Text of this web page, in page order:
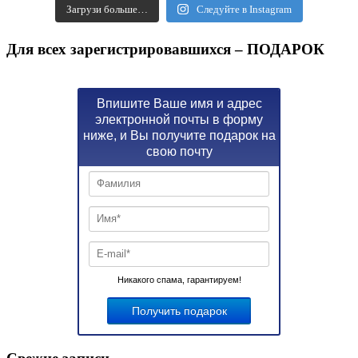
Загрузи больше… Следуйте в Instagram
Для всех зарегистрировавшихся – ПОДАРОК
Впишите Ваше имя и адрес
электронной почты в форму
ниже, и Вы получите подарок на
свою почту
Никакого спама, гарантируем!